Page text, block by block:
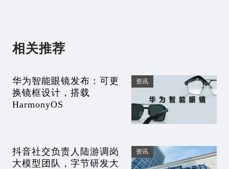
相关推荐
华为智能眼镜发布：可更
换镜框设计，搭载
HarmonyOS
资讯
抖音社交负责人陆游调岗
大模型团队，字节研发大
资讯